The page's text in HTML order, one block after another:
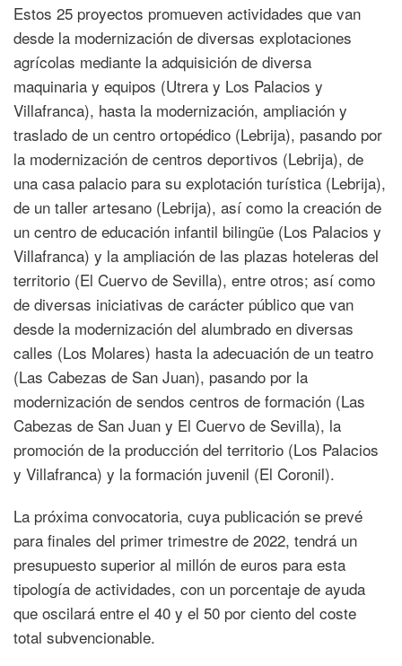
Estos 25 proyectos promueven actividades que van
desde la modernización de diversas explotaciones
agrícolas mediante la adquisición de diversa
maquinaria y equipos (Utrera y Los Palacios y
Villafranca), hasta la modernización, ampliación y
traslado de un centro ortopédico (Lebrija), pasando por
la modernización de centros deportivos (Lebrija), de
una casa palacio para su explotación turística (Lebrija),
de un taller artesano (Lebrija), así como la creación de
un centro de educación infantil bilingüe (Los Palacios y
Villafranca) y la ampliación de las plazas hoteleras del
territorio (El Cuervo de Sevilla), entre otros; así como
de diversas iniciativas de carácter público que van
desde la modernización del alumbrado en diversas
calles (Los Molares) hasta la adecuación de un teatro
(Las Cabezas de San Juan), pasando por la
modernización de sendos centros de formación (Las
Cabezas de San Juan y El Cuervo de Sevilla), la
promoción de la producción del territorio (Los Palacios
y Villafranca) y la formación juvenil (El Coronil).
La próxima convocatoria, cuya publicación se prevé
para finales del primer trimestre de 2022, tendrá un
presupuesto superior al millón de euros para esta
tipología de actividades, con un porcentaje de ayuda
que oscilará entre el 40 y el 50 por ciento del coste
total subvencionable.